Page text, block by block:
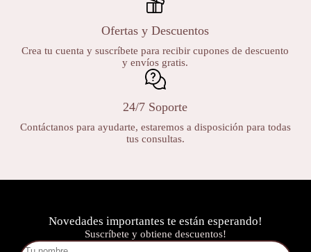
Ofertas y Descuentos
Crea tu cuenta y suscríbete para recibir cupones de descuento
y envíos gratis.
24/7 Soporte
Contáctanos para ayudarte, estaremos a disposición para todas
tus consultas.
Novedades importantes te están esperando!
Suscríbete y obtiene descuentos!